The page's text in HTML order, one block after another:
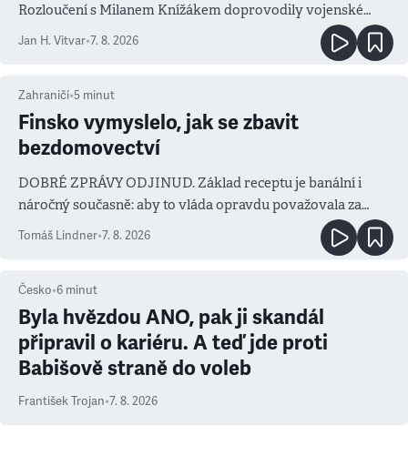
Rozloučení s Milanem Knížákem doprovodily vojenské
salvy i kritika pokrokářů
Jan H. Vitvar•7. 8. 2026
Zahraničí•5 minut
Finsko vymyslelo, jak se zbavit
bezdomovectví
DOBRÉ ZPRÁVY ODJINUD. Základ receptu je banální i
náročný současně: aby to vláda opravdu považovala za
prioritu
Tomáš Lindner•7. 8. 2026
Česko•6 minut
Byla hvězdou ANO, pak ji skandál
připravil o kariéru. A teď jde proti
Babišově straně do voleb
František Trojan•7. 8. 2026